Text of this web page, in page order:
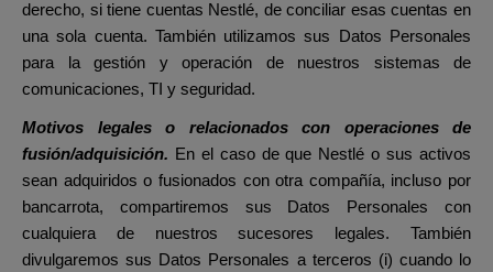
derecho, si tiene cuentas Nestlé, de conciliar esas cuentas en
una sola cuenta. También utilizamos sus Datos Personales
para la gestión y operación de nuestros sistemas de
comunicaciones, TI y seguridad.
Motivos legales o relacionados con operaciones de
fusión/adquisición. En el caso de que Nestlé o sus activos
sean adquiridos o fusionados con otra compañía, incluso por
bancarrota, compartiremos sus Datos Personales con
cualquiera de nuestros sucesores legales. También
divulgaremos sus Datos Personales a terceros (i) cuando lo